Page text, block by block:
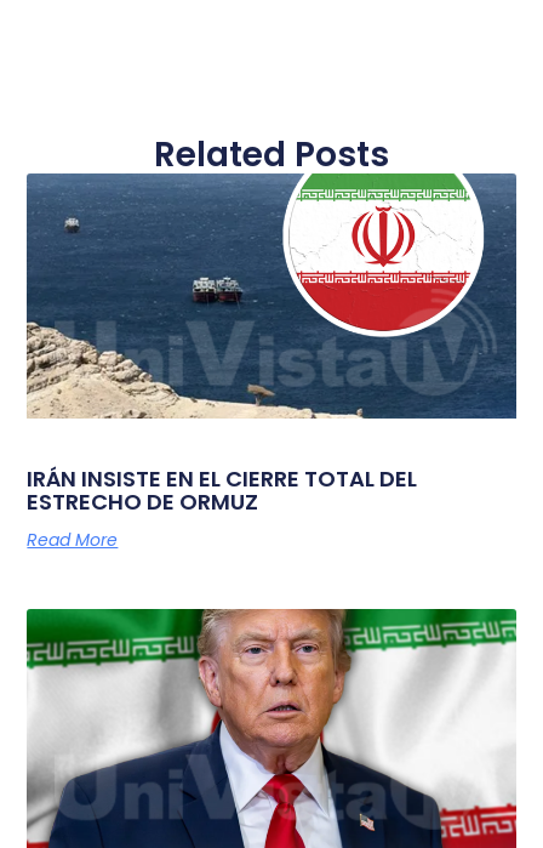
Related Posts
IRÁN INSISTE EN EL CIERRE TOTAL DEL
ESTRECHO DE ORMUZ
Read More